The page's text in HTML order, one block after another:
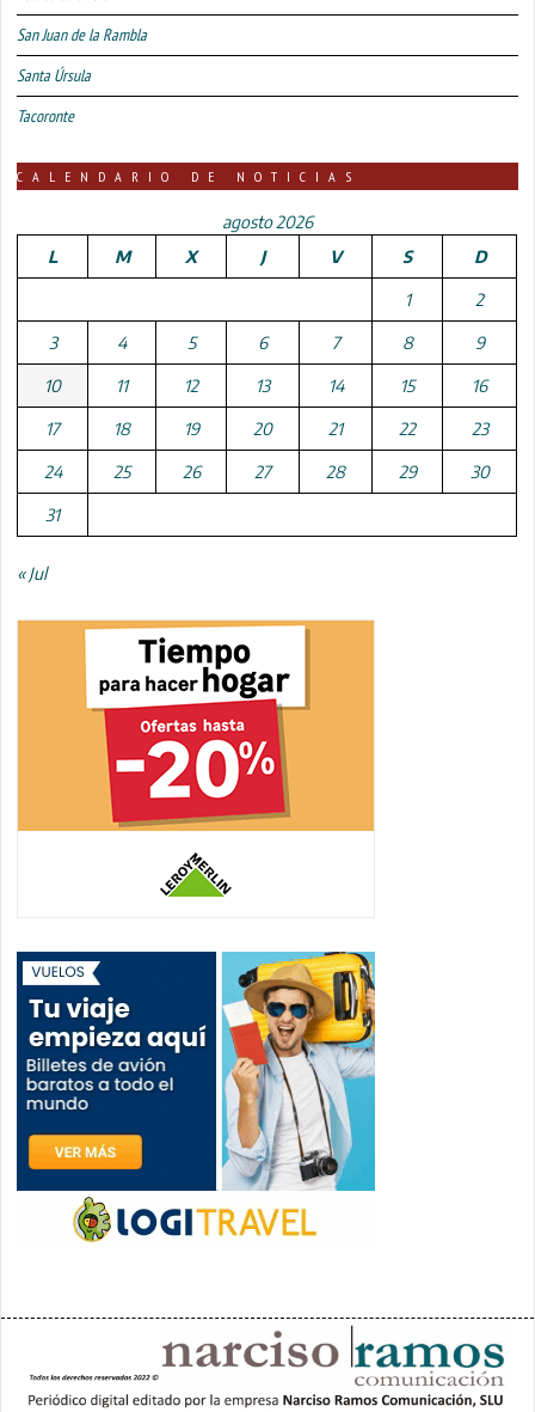
San Juan de la Rambla
Santa Úrsula
Tacoronte
CALENDARIO DE NOTICIAS
agosto 2026
L
M X J V S D
1 2
3 4 5 6 7 8 9
10 11 12 13 14 15 16
17 18 19 20 21 22 23
24 25 26 27 28 29 30
31
« Jul